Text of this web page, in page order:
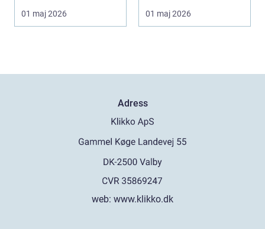
med att fler s...
01 maj 2026
körkort. Många
kommer ...
01 maj 2026
Adress
web: www.klikko.dk